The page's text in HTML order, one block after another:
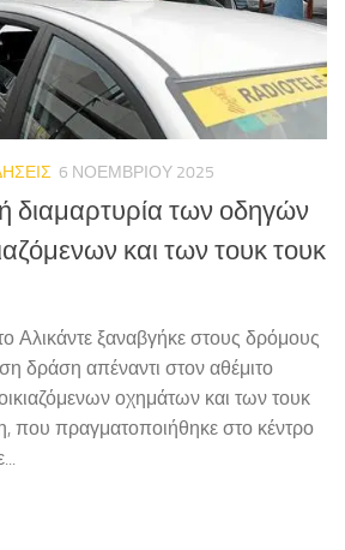
6 ΝΟΕΜΒΡΊΟΥ 2025
διαμαρτυρία των οδηγών
και των τουκ τουκ
Αλικάντε ξαναβγήκε στους δρόμους
δράση απέναντι στον αθέμιτο
οχημάτων και των τουκ
που πραγματοποιήθηκε στο κέντρο